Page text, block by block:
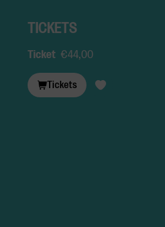
TICKETS
Ticket €44,00
Tickets